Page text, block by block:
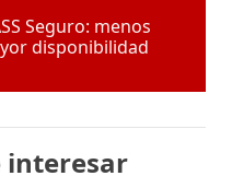
Seguro: menos
disponibilidad
interesar